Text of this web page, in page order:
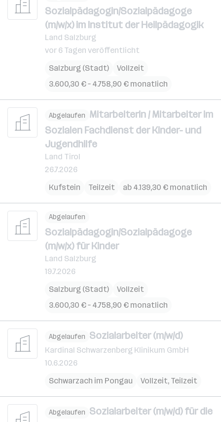
Sozialpädagogin/Sozialpädagoge
(m/w/x) im Institut der Heilpädagogik
Land Salzburg
vor 6 Tagen veröffentlicht
Salzburg (Stadt)
Vollzeit
3.600,30 € – 4.758,90 € monatlich
Abgelaufen Mitarbeiterin / Mitarbeiter im
Sozialen Fachdienst der Kinder- und
Jugendhilfe
Land Tirol
26.7.2026
Kufstein
Teilzeit ab 4.139,30 € monatlich
Abgelaufen
Sozialpädagogin/Sozialpädagoge
(m/w/x) für Kinder
Land Salzburg
19.7.2026
Salzburg (Stadt)
Vollzeit
3.600,30 € – 4.758,90 € monatlich
Abgelaufen Sozialarbeiter (m/w/d)
Kardinal Schwarzenberg Klinikum GmbH
10.6.2026
Schwarzach im Pongau
Vollzeit, Teilzeit
Abgelaufen Sozialarbeiter (m/w/d) für die